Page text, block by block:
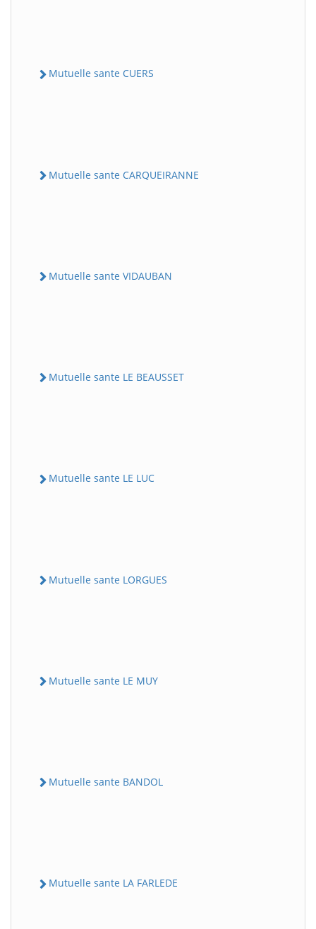
Mutuelle sante CUERS
Mutuelle sante CARQUEIRANNE
Mutuelle sante VIDAUBAN
Mutuelle sante LE BEAUSSET
Mutuelle sante LE LUC
Mutuelle sante LORGUES
Mutuelle sante LE MUY
Mutuelle sante BANDOL
Mutuelle sante LA FARLEDE